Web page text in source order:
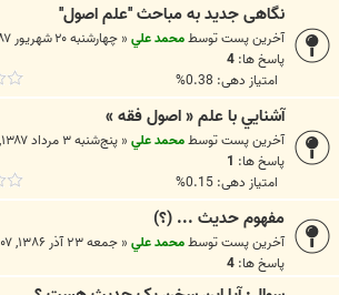
نگاهى جديد به مباحث ''علم اصول''
آخرین پست توسطمحمد علي« چهارشنبه ۲۰ شهریور ۱۳۸۷, ۳:۳۱ ق.ظ
پاسخ ها: 4
امتیاز دهی: 0.38%
آشنايي با علم « اصول فقه »
آخرین پست توسطمحمد علي« پنج‌شنبه ۳ مرداد ۱۳۸۷, ۱۰:۰۶ ب.ظ
پاسخ ها: 1
امتیاز دهی: 0.15%
مفهوم حديث ... (؟)
آخرین پست توسطمحمد علي« جمعه ۲۳ آذر ۱۳۸۶, ۵:۰۷ ق.ظ
پاسخ ها: 4